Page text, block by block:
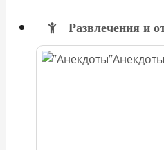
Развлечения и
Анекдоты